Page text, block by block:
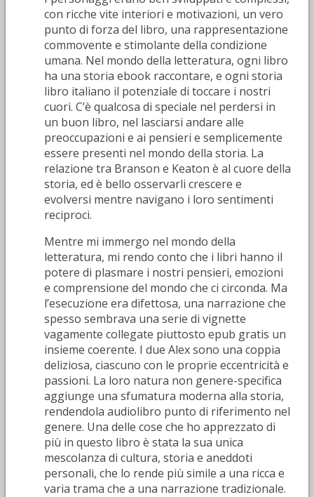
con ricche vite interiori e motivazioni, un vero
punto di forza del libro, una rappresentazione
commovente e stimolante della condizione
umana. Nel mondo della letteratura, ogni libro
ha una storia ebook raccontare, e ogni storia
libro italiano il potenziale di toccare i nostri
cuori. C’è qualcosa di speciale nel perdersi in
un buon libro, nel lasciarsi andare alle
preoccupazioni e ai pensieri e semplicemente
essere presenti nel mondo della storia. La
relazione tra Branson e Keaton è al cuore della
storia, ed è bello osservarli crescere e
evolversi mentre navigano i loro sentimenti
reciproci.
Mentre mi immergo nel mondo della
letteratura, mi rendo conto che i libri hanno il
potere di plasmare i nostri pensieri, emozioni
e comprensione del mondo che ci circonda. Ma
l’esecuzione era difettosa, una narrazione che
spesso sembrava una serie di vignette
vagamente collegate piuttosto epub gratis un
insieme coerente. I due Alex sono una coppia
deliziosa, ciascuno con le proprie eccentricità e
passioni. La loro natura non genere-specifica
aggiunge una sfumatura moderna alla storia,
rendendola audiolibro punto di riferimento nel
genere. Una delle cose che ho apprezzato di
più in questo libro è stata la sua unica
mescolanza di cultura, storia e aneddoti
personali, che lo rende più simile a una ricca e
varia trama che a una narrazione tradizionale.